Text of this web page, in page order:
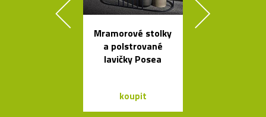
Mramorové stolky
a polstrované
lavičky Posea
koupit